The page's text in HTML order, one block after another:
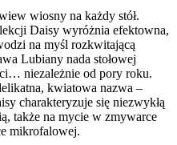
wiosny na każdy stół.
Daisy wyróżnia efektowna,
na myśl rozkwitającą
Lubiany nada stołowej
niezależnie od pory roku.
kwiatowa nazwa –
charakteryzuje się niezwykłą
także na mycie w zmywarce
mikrofalowej.